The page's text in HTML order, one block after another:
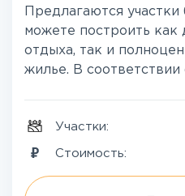
Предлагаются
можете построить как
отдыха, так и
жилье. В соответствии
Участки:
Стоимость: